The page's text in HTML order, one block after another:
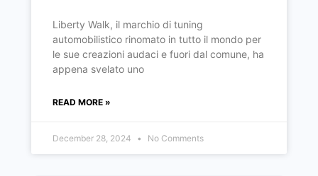
Liberty Walk, il marchio di tuning
automobilistico rinomato in tutto il mondo per
le sue creazioni audaci e fuori dal comune, ha
appena svelato uno
READ MORE »
December 28, 2024 No Comments